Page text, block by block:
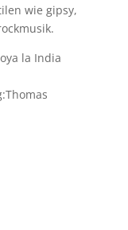
wie gipsy,
la India